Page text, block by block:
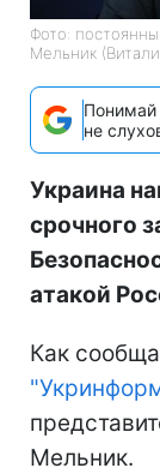
Фото:
Мельник
Понимай
не
Украина
срочного
атакой
Как
Мельник.